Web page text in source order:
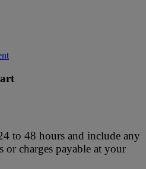
to 48 hours and include any
or charges payable at your